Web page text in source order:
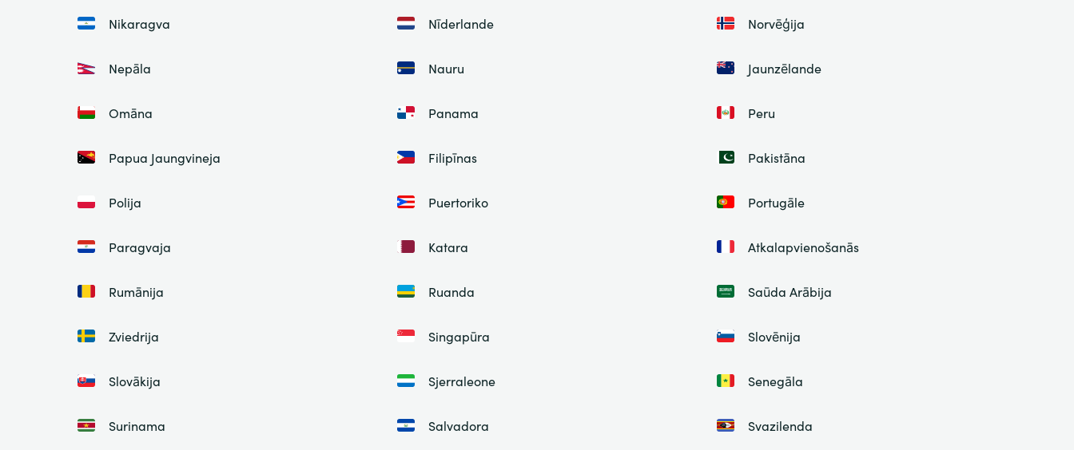
Nikaragva Nīderlande Norvēģija
Nepāla Nauru Jaunzēlande
Omāna Panama Peru
Papua Jaungvineja Filipīnas Pakistāna
Polija Puertoriko Portugāle
Paragvaja Katara Atkalapvienošanās
Rumānija Ruanda Saūda Arābija
Zviedrija Singapūra Slovēnija
Slovākija Sjerraleone Senegāla
Surinama Salvadora Svazilenda